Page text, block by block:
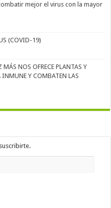
mejor el virus con la mayor
(COVID-19)
NOS OFRECE PLANTAS Y
INMUNE Y COMBATEN LAS